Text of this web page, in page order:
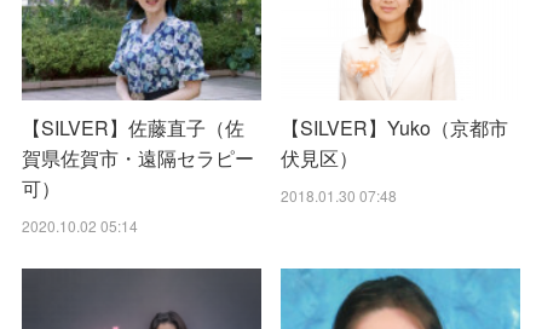
【SILVER】佐藤直子（佐
賀県佐賀市・遠隔セラピー
可）
2020.10.02 05:14
【SILVER】Yuko（京都市
伏見区）
2018.01.30 07:48